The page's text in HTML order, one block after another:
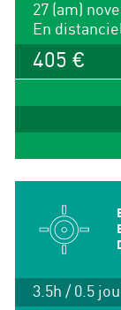
27 (am)
En
405 €
3.5h / 0.5